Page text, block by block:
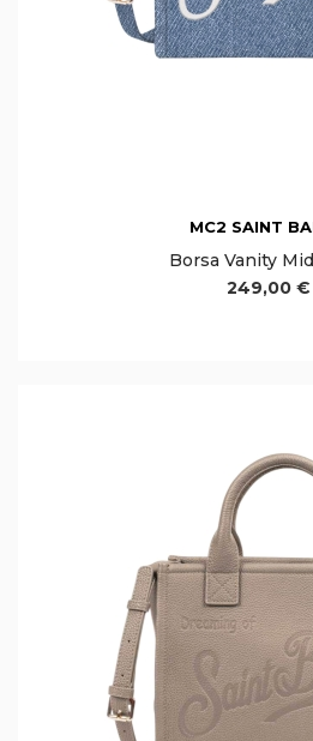
MC2 SAINT
Borsa Vanity
249,00 €